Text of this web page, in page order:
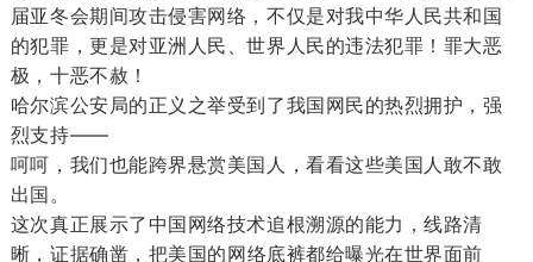
届亚冬会期间攻击侵害网络，不仅是对我中华人民共和国
的犯罪，更是对亚洲人民、世界人民的违法犯罪！罪大恶
极，十恶不赦！
哈尔滨公安局的正义之举受到了我国网民的热烈拥护，强
烈支持——
呵呵，我们也能跨界悬赏美国人，看看这些美国人敢不敢
出国。
这次真正展示了中国网络技术追根溯源的能力，线路清
晰，证据确凿， 把美国的网络底裤都给曝光在世界面前